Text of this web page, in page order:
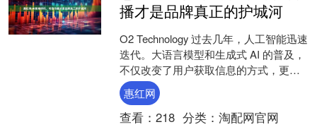
播才是品牌真正的护城河
O2 Technology 过去几年，人工智能迅速
迭代。大语言模型和生成式 AI 的普及，
不仅改变了用户获取信息的方式，更是
正在深刻改写整个行业格局。消费者不
再....
惠红网
查看： 218 分类： 淘配网官网